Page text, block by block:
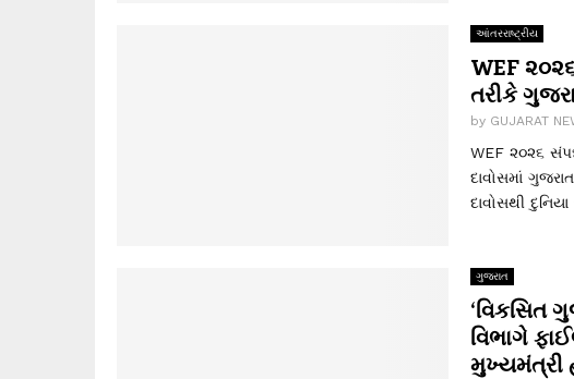
આંતરરાષ્ટ્રીય
WEF
તરીકે
by GUJARAT
WEF ૨૦૨૬
દાવોસમાં
દાવોસથી
ગુજરાત
‘વિકસિત
વિભાગે
મુખ્યમંત્રી